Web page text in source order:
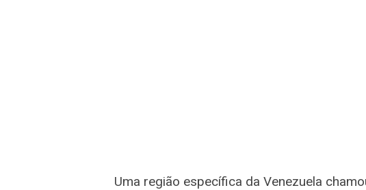
Uma região específica da Venezuela